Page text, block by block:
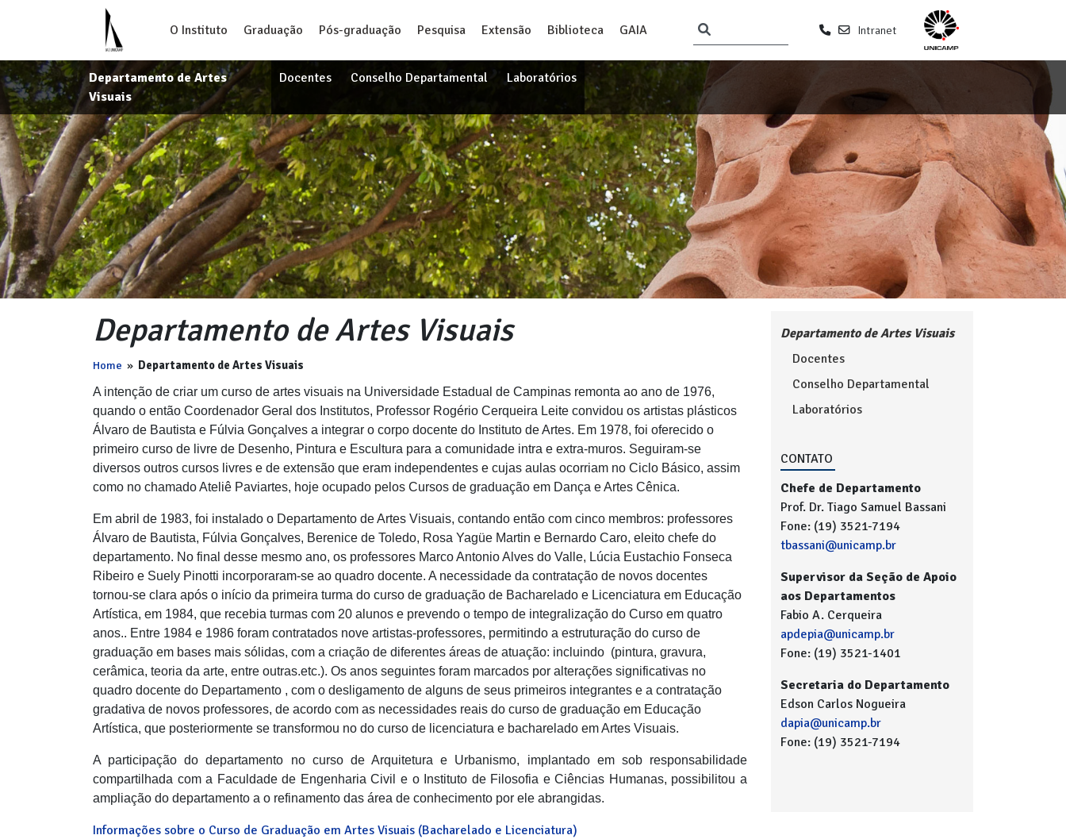
O Instituto Graduação Pós-graduação Pesquisa Extensão Biblioteca GAIA Intranet
Departamento de Artes
Visuais
Docentes Conselho Departamental Laboratórios
Departamento de Artes Visuais
Home » Departamento de Artes Visuais
A intenção de criar um curso de artes visuais na Universidade Estadual de Campinas remonta ao ano de 1976,
quando o então Coordenador Geral dos Institutos, Professor Rogério Cerqueira Leite convidou os artistas plásticos
Álvaro de Bautista e Fúlvia Gonçalves a integrar o corpo docente do Instituto de Artes. Em 1978, foi oferecido o
primeiro curso de livre de Desenho, Pintura e Escultura para a comunidade intra e extra-muros. Seguiram-se
diversos outros cursos livres e de extensão que eram independentes e cujas aulas ocorriam no Ciclo Básico, assim
como no chamado Ateliê Paviartes, hoje ocupado pelos Cursos de graduação em Dança e Artes Cênica.
Em abril de 1983, foi instalado o Departamento de Artes Visuais, contando então com cinco membros: professores
Álvaro de Bautista, Fúlvia Gonçalves, Berenice de Toledo, Rosa Yagüe Martin e Bernardo Caro, eleito chefe do
departamento. No final desse mesmo ano, os professores Marco Antonio Alves do Valle, Lúcia Eustachio Fonseca
Ribeiro e Suely Pinotti incorporaram-se ao quadro docente. A necessidade da contratação de novos docentes
tornou-se clara após o início da primeira turma do curso de graduação de Bacharelado e Licenciatura em Educação
Artística, em 1984, que recebia turmas com 20 alunos e prevendo o tempo de integralização do Curso em quatro
anos.. Entre 1984 e 1986 foram contratados nove artistas-professores, permitindo a estruturação do curso de
graduação em bases mais sólidas, com a criação de diferentes áreas de atuação: incluindo (pintura, gravura,
cerâmica, teoria da arte, entre outras.etc.). Os anos seguintes foram marcados por alterações significativas no
quadro docente do Departamento , com o desligamento de alguns de seus primeiros integrantes e a contratação
gradativa de novos professores, de acordo com as necessidades reais do curso de graduação em Educação
Artística, que posteriormente se transformou no do curso de licenciatura e bacharelado em Artes Visuais.
A participação do departamento no curso de Arquitetura e Urbanismo, implantado em sob responsabilidade
compartilhada com a Faculdade de Engenharia Civil e o Instituto de Filosofia e Ciências Humanas, possibilitou a
ampliação do departamento a o refinamento das área de conhecimento por ele abrangidas.
Informações sobre o Curso de Graduação em Artes Visuais (Bacharelado e Licenciatura)
Departamento de Artes Visuais
Docentes
Conselho Departamental
Laboratórios
CONTATO
Chefe de Departamento
Prof. Dr. Tiago Samuel Bassani
Fone: (19) 3521-7194
tbassani@unicamp.br
Supervisor da Seção de Apoio
aos Departamentos
Fabio A. Cerqueira
apdepia@unicamp.br
Fone: (19) 3521-1401
Secretaria do Departamento
Edson Carlos Nogueira
dapia@unicamp.br
Fone: (19) 3521-7194